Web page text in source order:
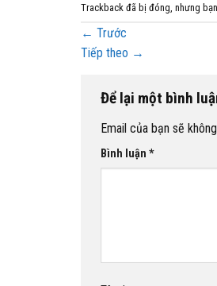
Trackback đã bị đóng, nhưng
← Trước
Tiếp theo →
Để lại một bình
Email của bạn sẽ
Bình luận *